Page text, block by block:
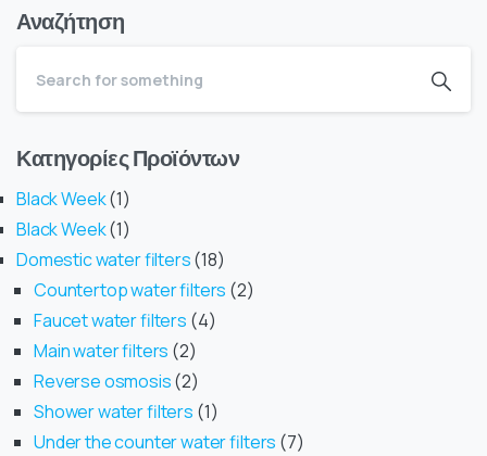
Αναζήτηση
Κατηγορίες Προϊόντων
Black Week 1
Black Week 1
Domestic water filters 18
Countertop water filters 2
Faucet water filters 4
Main water filters 2
Reverse osmosis 2
Shower water filters 1
Under the counter water filters 7